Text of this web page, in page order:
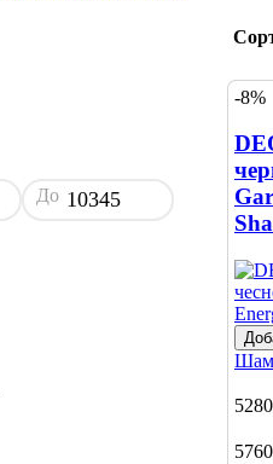
До
-8%